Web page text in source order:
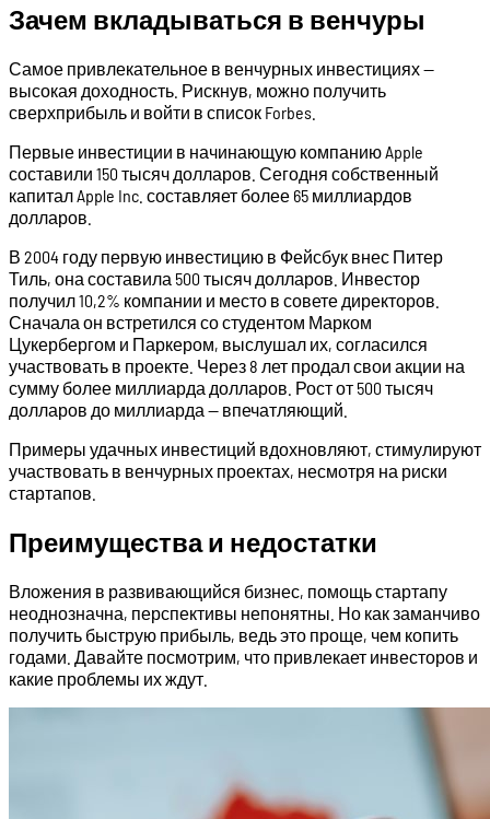
Зачем вкладываться в венчуры
Самое привлекательное в венчурных инвестициях —
высокая доходность. Рискнув, можно получить
сверхприбыль и войти в список Forbes.
Первые инвестиции в начинающую компанию Apple
составили 150 тысяч долларов. Сегодня собственный
капитал Apple Inc. составляет более 65 миллиардов
долларов.
В 2004 году первую инвестицию в Фейсбук внес Питер
Тиль, она составила 500 тысяч долларов. Инвестор
получил 10,2% компании и место в совете директоров.
Сначала он встретился со студентом Марком
Цукербергом и Паркером, выслушал их, согласился
участвовать в проекте. Через 8 лет продал свои акции на
сумму более миллиарда долларов. Рост от 500 тысяч
долларов до миллиарда — впечатляющий.
Примеры удачных инвестиций вдохновляют, стимулируют
участвовать в венчурных проектах, несмотря на риски
стартапов.
Преимущества и недостатки
Вложения в развивающийся бизнес, помощь стартапу
неоднозначна, перспективы непонятны. Но как заманчиво
получить быструю прибыль, ведь это проще, чем копить
годами. Давайте посмотрим, что привлекает инвесторов и
какие проблемы их ждут.